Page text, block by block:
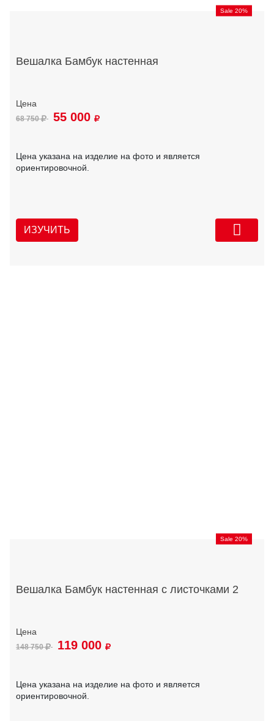
Sale 20%
Вешалка Бамбук настенная
68 750 55 000
Цена указана на изделие на фото и является
ориентировочной.
ИЗУЧИТЬ
Sale 20%
Вешалка Бамбук настенная с листочками 2
148 750 119 000
Цена указана на изделие на фото и является
ориентировочной.